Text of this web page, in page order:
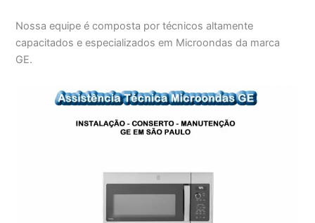
Nossa equipe é composta por técnicos altamente
capacitados e especializados em Microondas da marca
GE.